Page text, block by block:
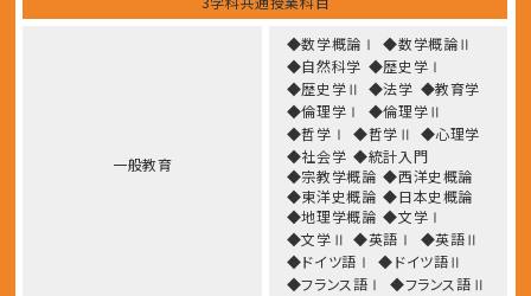
一般教育
◆数学概論Ⅰ
◆数学概論Ⅱ
◆自然科学 ◆歴史学Ⅰ
◆歴史学Ⅱ ◆法学 ◆教育学
◆倫理学Ⅰ
◆倫理学Ⅱ
◆哲学Ⅰ
◆哲学Ⅱ ◆心理学
◆社会学 ◆統計入門
◆宗教学概論 ◆西洋史概論
◆東洋史概論 ◆日本史概論
◆地理学概論 ◆文学Ⅰ
◆文学Ⅱ ◆英語Ⅰ
◆英語Ⅱ
◆ドイツ語Ⅰ
◆ドイツ語Ⅱ
◆フランス語Ⅰ
◆フランス語Ⅱ